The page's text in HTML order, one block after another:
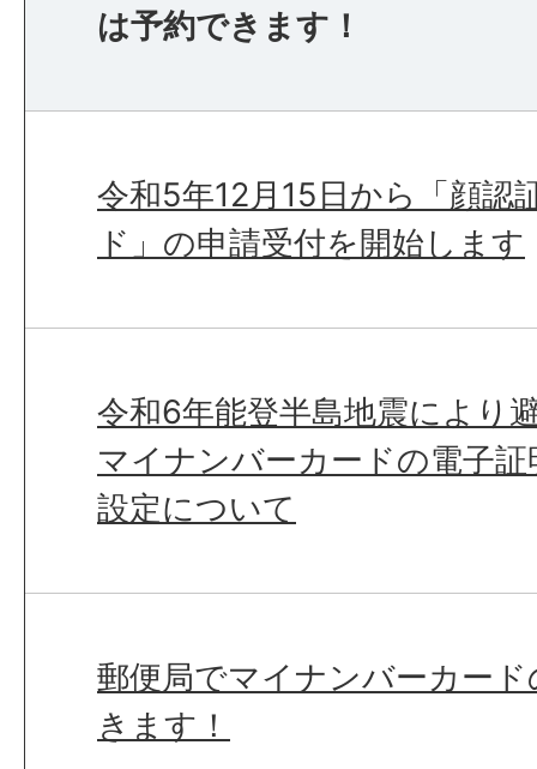
は予約できます！
令和5年12月15日から「顔認
ド」の申請受付を開始します
令和6年能登半島地震により
マイナンバーカードの電子
設定について
郵便局でマイナンバーカー
きます！